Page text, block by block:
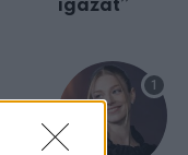
igazat”